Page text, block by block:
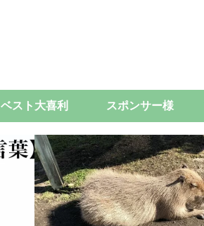
ベスト大喜利 スポンサー様